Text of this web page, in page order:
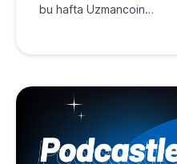
bu hafta Uzmancoin…